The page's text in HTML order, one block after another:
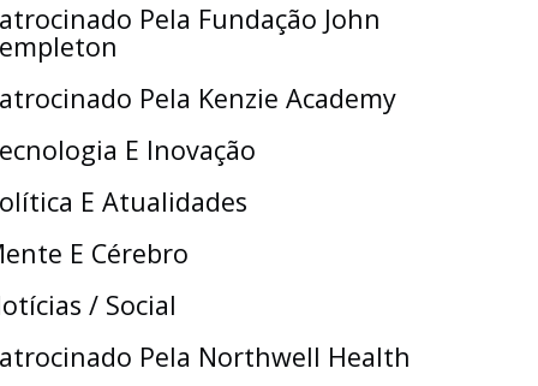
Pela Fundação John
Pela Kenzie Academy
E Inovação
E Atualidades
E Cérebro
/ Social
Pela Northwell Health